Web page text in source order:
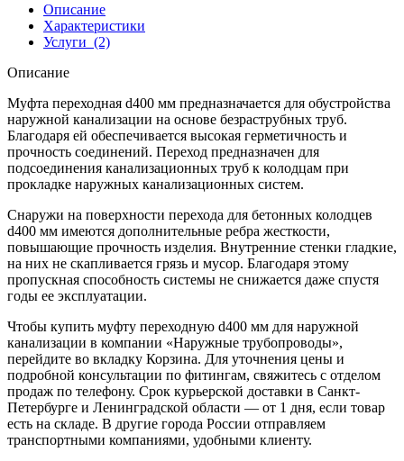
Описание
Характеристики
Услуги (2)
Описание
Муфта переходная d400 мм предназначается для обустройства
наружной канализации на основе безраструбных труб.
Благодаря ей обеспечивается высокая герметичность и
прочность соединений. Переход предназначен для
подсоединения канализационных труб к колодцам при
прокладке наружных канализационных систем.
Снаружи на поверхности перехода для бетонных колодцев
d400 мм имеются дополнительные ребра жесткости,
повышающие прочность изделия. Внутренние стенки гладкие,
на них не скапливается грязь и мусор. Благодаря этому
пропускная способность системы не снижается даже спустя
годы ее эксплуатации.
Чтобы купить муфту переходную d400 мм для наружной
канализации в компании «Наружные трубопроводы»,
перейдите во вкладку Корзина. Для уточнения цены и
подробной консультации по фитингам, свяжитесь с отделом
продаж по телефону. Срок курьерской доставки в Санкт-
Петербурге и Ленинградской области — от 1 дня, если товар
есть на складе. В другие города России отправляем
транспортными компаниями, удобными клиенту.